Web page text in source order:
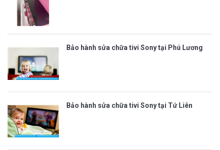
Bảo hành sửa chữa tivi Sony tại Phú Lương
Bảo hành sửa chữa tivi Sony tại Tứ Liên